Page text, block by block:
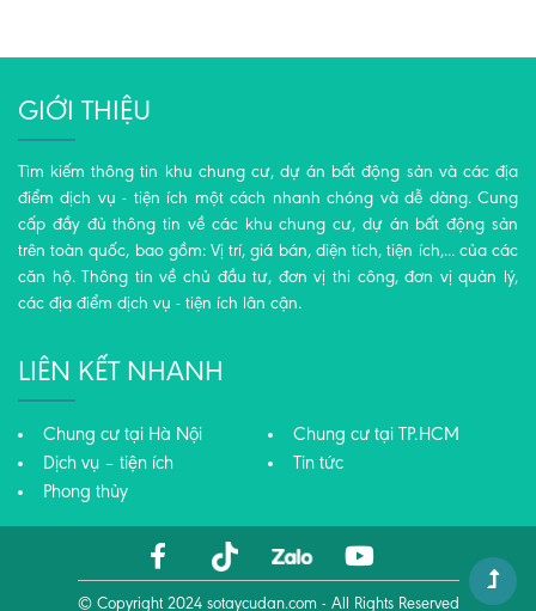
GIỚI THIỆU
Tìm kiếm thông tin khu chung cư, dự án bất động sản và các địa
điểm dịch vụ - tiện ích một cách nhanh chóng và dễ dàng. Cung
cấp đầy đủ thông tin về các khu chung cư, dự án bất động sản
trên toàn quốc, bao gồm: Vị trí, giá bán, diện tích, tiện ích,... của các
căn hộ. Thông tin về chủ đầu tư, đơn vị thi công, đơn vị quản lý,
các địa điểm dịch vụ - tiện ích lân cận.
LIÊN KẾT NHANH
Chung cư tại Hà Nội
Chung cư tại TP.HCM
Dịch vụ – tiện ích
Tin tức
Phong thủy
© Copyright 2024 sotaycudan.com- All Rights Reserved